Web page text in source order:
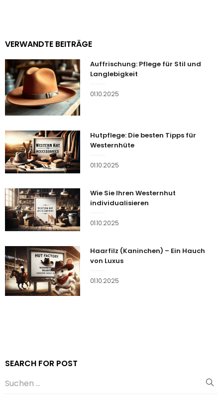
VERWANDTE BEITRÄGE
Auffrischung: Pflege für Stil und
Langlebigkeit
Veröffentlicht
01.10.2025
Hutpflege: Die besten Tipps für
Westernhüte
Veröffentlicht
01.10.2025
Wie Sie Ihren Westernhut
individualisieren
Veröffentlicht
01.10.2025
Haarfilz (Kaninchen) – Ein Hauch
von Luxus
Veröffentlicht
01.10.2025
SEARCH FOR POST